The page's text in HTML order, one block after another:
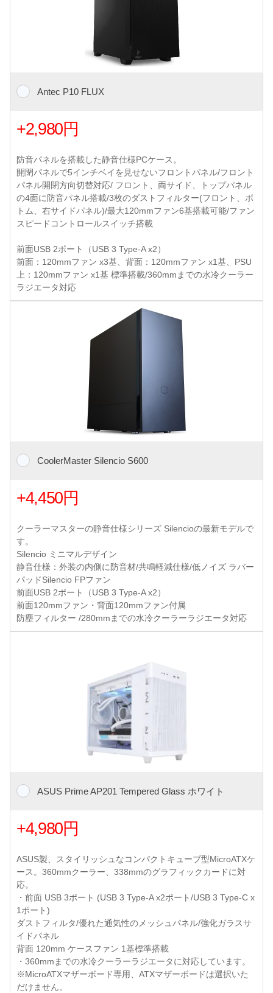
Antec P10 FLUX
+2,980円
防音パネルを搭載した静音仕様PCケース。
開閉パネルで5インチベイを見せないフロントパネル/フロント
パネル開閉方向切替対応/ フロント、両サイド、トップパネル
の4面に防音パネル搭載/3枚のダストフィルター(フロント、ボ
トム、右サイドパネル)/最大120mmファン6基搭載可能/ファン
スピードコントロールスイッチ搭載
前面USB 2ポート（USB 3 Type-A x2）
前面：120mmファン x3基、背面：120mmファン x1基、PSU
上：120mmファン x1基 標準搭載/360mmまでの水冷クーラー
ラジエータ対応
CoolerMaster Silencio S600
+4,450円
クーラーマスターの静音仕様シリーズ Silencioの最新モデルで
す。
Silencio ミニマルデザイン
静音仕様：外装の内側に防音材/共鳴軽減仕様/低ノイズ ラバー
パッドSilencio FPファン
前面USB 2ポート（USB 3 Type-A x2）
前面120mmファン・背面120mmファン付属
防塵フィルター /280mmまでの水冷クーラーラジエータ対応
ASUS Prime AP201 Tempered Glass ホワイト
+4,980円
ASUS製、スタイリッシュなコンパクトキューブ型MicroATXケ
ース。360mmクーラー、338mmのグラフィックカードに対
応。
・前面 USB 3ポート (USB 3 Type-A x2ポート/USB 3 Type-C x
1ポート)
ダストフィルタ/優れた通気性のメッシュパネル/強化ガラスサ
イドパネル
背面 120mm ケースファン 1基標準搭載
・360mmまでの水冷クーラーラジエータに対応しています。
※MicroATXマザーボード専用、ATXマザーボードは選択いた
だけません。